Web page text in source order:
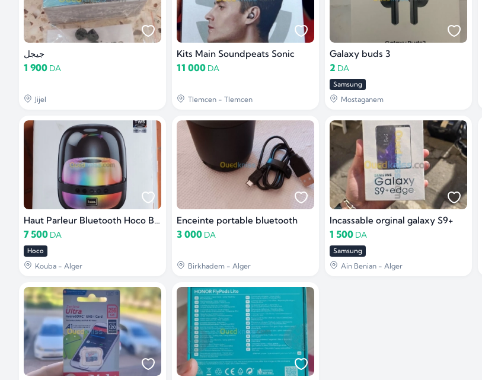
جيجل
1 900 DA
Jijel
Kits Main Soundpeats Sonic
11 000 DA
Tlemcen - Tlemcen
Galaxy buds 3
2 DA
Samsung
Mostaganem
Haut Parleur Bluetooth Hoco BS58
7 500 DA
Hoco
Kouba - Alger
Enceinte portable bluetooth
3 000 DA
Birkhadem - Alger
Incassable orginal galaxy S9+
1 500 DA
Samsung
Ain Benian - Alger